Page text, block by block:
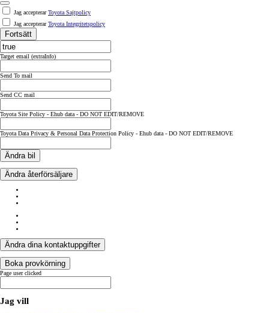
Jag accepterarToyota Sajtpolicy
Jag accepterarToyota Integritetspolicy
Fortsätt
Target email (extraInfo)
Send To mail
Send CC mail
Toyota Site Policy - Ehub data - DO NOT EDIT/REMOVE
Toyota Data Privacy & Personal Data Protection Policy - Ehub data - DO NOT EDIT/REMOVE
Ändra bil
Ändra återförsäljare
Ändra dina kontaktuppgifter
Boka provkörning
Page user clicked
Jag vill